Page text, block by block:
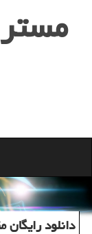
دانلود رایگان